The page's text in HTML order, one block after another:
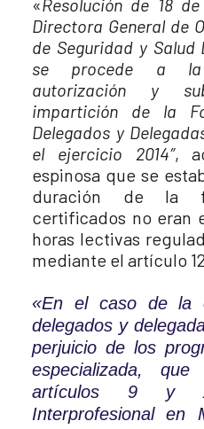
«Resolución de 18
Directora General de
de Seguridad y
se procede a la
autorización y
impartición de la
Delegados y
el ejercicio 2014″,
espinosa que se
duración de la
certificados no eran
horas lectivas
mediante el artículo
«En el caso de la
delegados y
perjuicio de los
especializada,
artículos 9 y
Interprofesional en